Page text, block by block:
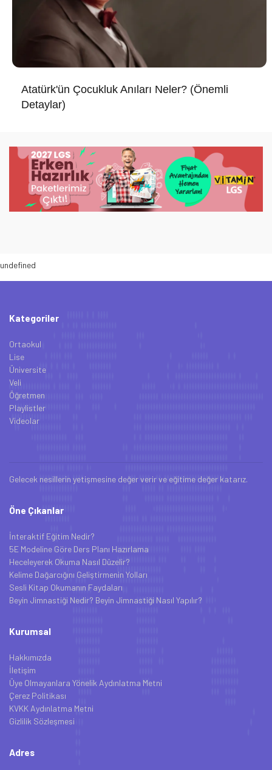
Atatürk'ün Çocukluk Anıları Neler? (Önemli
Detaylar)
undefined
Kategoriler
Ortaokul
Lise
Üniversite
Veli
Öğretmen
Playlistler
Videolar
Gelecek nesillerin yetişmesine değer verir ve eğitime değer katarız.
Öne Çıkanlar
İnteraktif Eğitim Nedir?
5E Modeline Göre Ders Planı Hazırlama
Heceleyerek Okuma Nasıl Düzelir?
Kelime Dağarcığını Geliştirmenin Yolları
Sesli Kitap Okumanın Faydaları
Beyin Jimnastiği Nedir? Beyin Jimnastiği Nasıl Yapılır?
Kurumsal
Hakkımızda
İletişim
Üye Olmayanlara Yönelik Aydınlatma Metni
Çerez Politikası
KVKK Aydınlatma Metni
Gizlilik Sözleşmesi
Adres